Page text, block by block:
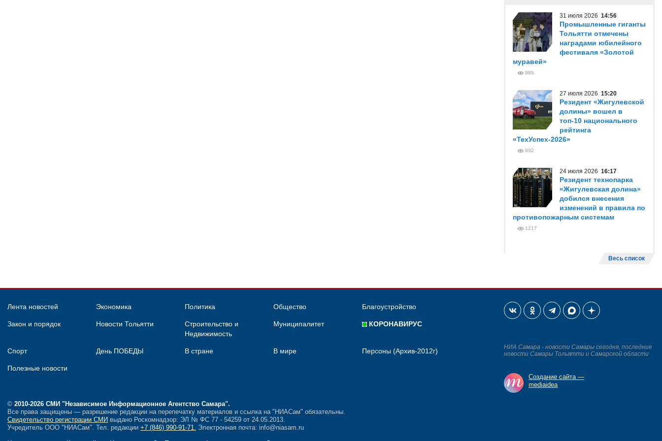
31 июля 2026 14:56
Промышленные гиганты
Тольятти отмечены
наградами юбилейного
фестиваля «Золотой
муравей»
989
27 июля 2026 15:20
Резидент «Жигулевской
долины» вошел в
топ-10 национального
рейтинга
«ТехУспех-2026»
992
24 июля 2026 16:17
Резидент технопарка
«Жигулевская долина»
добился внесения
изменений в правила по
противопожарным системам
1217
Весь список
Лента новостей Экономика Политика Общество Благоустройство
Закон и порядок Новости Тольятти
Строительство и
Недвижимость
Муниципалитет КОРОНАВИРУС
Спорт День ПОБЕДЫ В стране В мире Персоны (Архив-2012г)
Полезные новости
© 2010-2026 СМИ "Независимое Информационное Агентство Самара".
Все права защищены — разрешение редакции на перепечатку материалов и ссылка на "НИАСам" обязательны.
Свидетельство регистрации СМИ выдано Роскомнадзор: ЭЛ № ФС 77 - 54259 от 24.05.2013.
Учредитель ООО "НИАСам". Тел. редакции +7 (846) 990-91-71. Электронная почта: info@niasam.ru
НИА Самара - новости Самары сегодня, последние
новости Самары Тольятти и Самарской области
Создание сайта —
mediaidea